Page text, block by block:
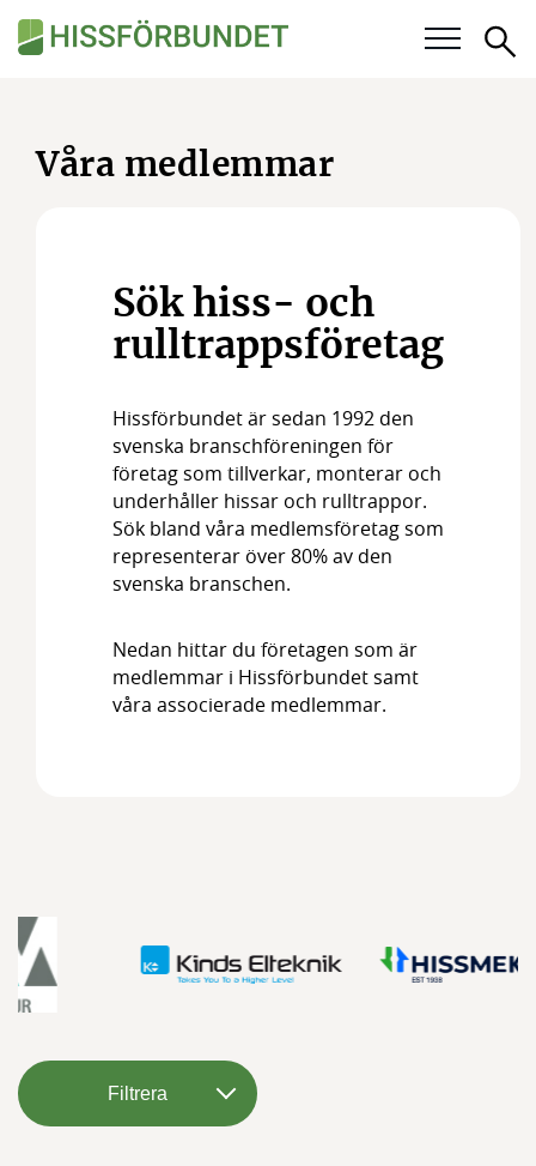
Kalender
Kunskapsbank
Om Hissförbundet
Medlemskap
Medlemmar
Styrelsen
Våra medlemmar
Sök hiss- och
rulltrappsföretag
Hissförbundet är sedan 1992 den
svenska branschföreningen för
företag som tillverkar, monterar och
underhåller hissar och rulltrappor.
Sök bland våra medlemsföretag som
representerar över 80% av den
svenska branschen.
Nedan hittar du företagen som är
medlemmar i Hissförbundet samt
våra associerade medlemmar.
Filtrera